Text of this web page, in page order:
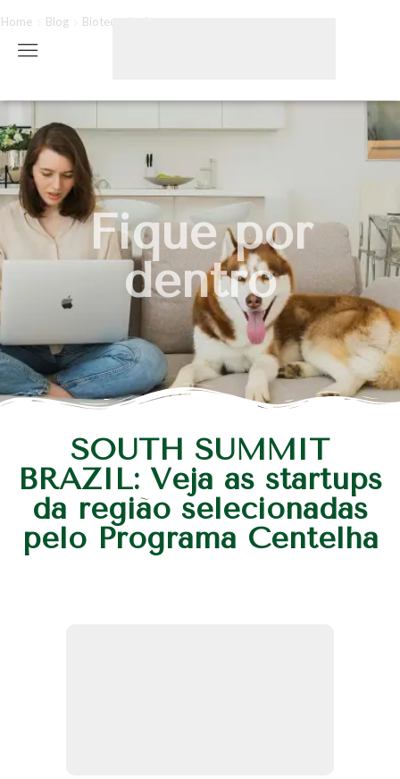
Home Blog Biotecnologia
Fique por
dentro
SOUTH SUMMIT
BRAZIL: Veja as startups
da região selecionadas
pelo Programa Centelha